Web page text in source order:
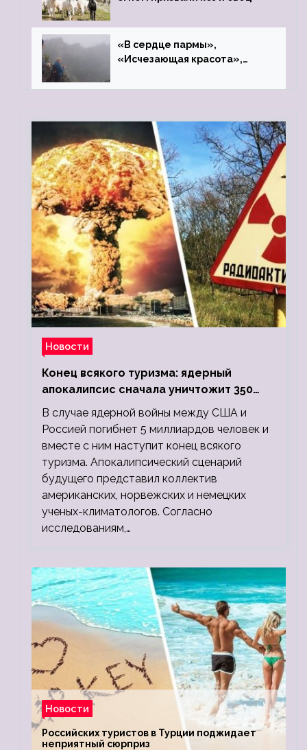
«В сердце пармы»,
«Исчезающая красота»,
Новости
Конец всякого туризма: ядерный
апокалипсис сначала уничтожит 350
миллионов, а потом 5 миллиардов
людей
В случае ядерной войны между США и
Россией погибнет 5 миллиардов человек и
вместе с ним наступит конец всякого
туризма. Апокалипсический сценарий
будущего представил коллектив
американских, норвежских и немецких
ученых-климатологов. Согласно
исследованиям,…
Новости
Российских туристов в Турции поджидает
неприятный сюрприз